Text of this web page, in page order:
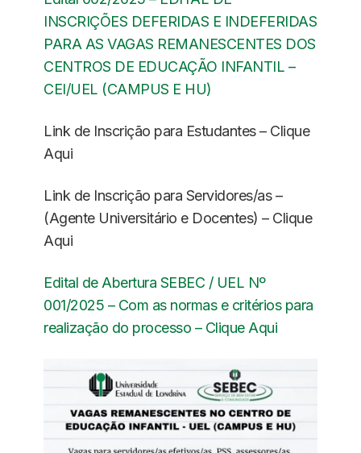
INSCRIÇÕES DEFERIDAS E INDEFERIDAS
PARA AS VAGAS REMANESCENTES DOS
CENTROS DE EDUCAÇÃO INFANTIL –
CEI/UEL (CAMPUS E HU)
Link de Inscrição para Estudantes – Clique
Aqui
Link de Inscrição para Servidores/as –
(Agente Universitário e Docentes) – Clique
Aqui
Edital de Abertura SEBEC / UEL Nº
001/2025 – Com as normas e critérios para
realização do processo – Clique Aqui